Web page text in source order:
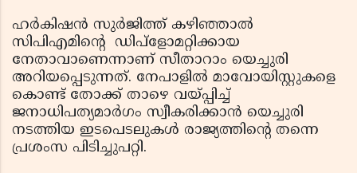
ഹർകിഷൻ സുർജിത്ത് കഴിഞ്ഞാൽ
സിപിഎമിന്റെ ഡിപ്ളോമറ്റിക്കായ
നേതാവാണെന്നാണ് സീതാറാം യെച്ചുരി
അറിയപ്പെടുന്നത്. നേപാളിൽ മാവോയിസ്റ്റുകളെ
കൊണ്ട് തോക്ക്‌ താഴെ വയ്പ്പിച്ച്
ജനാധിപത്യമാർഗം സ്വീകരിക്കാൻ യെച്ചുരി
നടത്തിയ ഇടപെടലുകൾ രാജ്യത്തിൻ്റെ തന്നെ
പ്രശംസ പിടിച്ചുപറ്റി.